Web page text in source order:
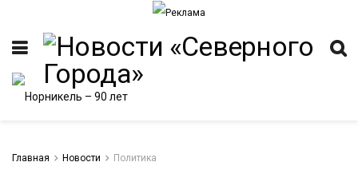
Главная Новости Политика